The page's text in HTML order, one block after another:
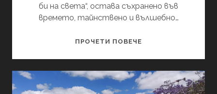
би на света“, остава съхранено във
времето, тайнствено и вълшебно…
ПРОЧЕТИ ПОВЕЧЕ
ПРИКАЗНАТА
СИНТРА